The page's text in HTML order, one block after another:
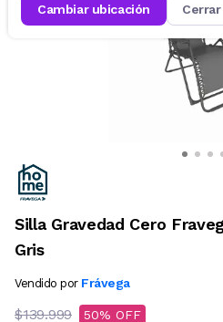
cambiar ubicación cerrar
Silla Gravedad Cero
Gris
Vendido por Frávega
$139.999 50